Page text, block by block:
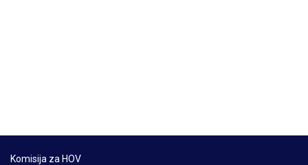
Komisija za HOV